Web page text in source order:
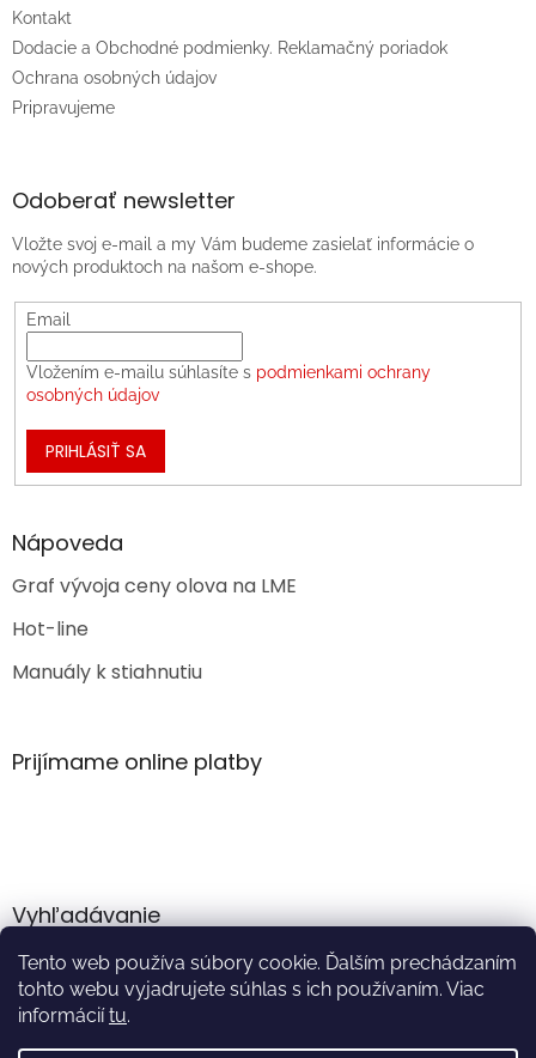
Tento web používa súbory cookie. Ďalším prechádzaním
tohto webu vyjadrujete súhlas s ich používaním. Viac
informáciítu.
Kontakt
Dodacie a Obchodné podmienky. Reklamačný poriadok
Ochrana osobných údajov
Pripravujeme
Odoberať newsletter
Vložte svoj e-mail a my Vám budeme zasielať informácie o
nových produktoch na našom e-shope.
Email
Vložením e-mailu súhlasíte s podmienkami ochrany
osobných údajov
PRIHLÁSIŤ SA
Nápoveda
Graf vývoja ceny olova na LME
Hot-line
Manuály k stiahnutiu
Prijímame online platby
Vyhľadávanie
HĽADAŤ